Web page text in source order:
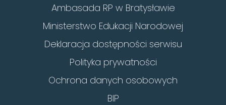
Ambasada RP w Bratysławie
Ministerstwo Edukacji Narodowej
Deklaracja dostępności serwisu
Polityka prywatności
Ochrona danych osobowych
BIP